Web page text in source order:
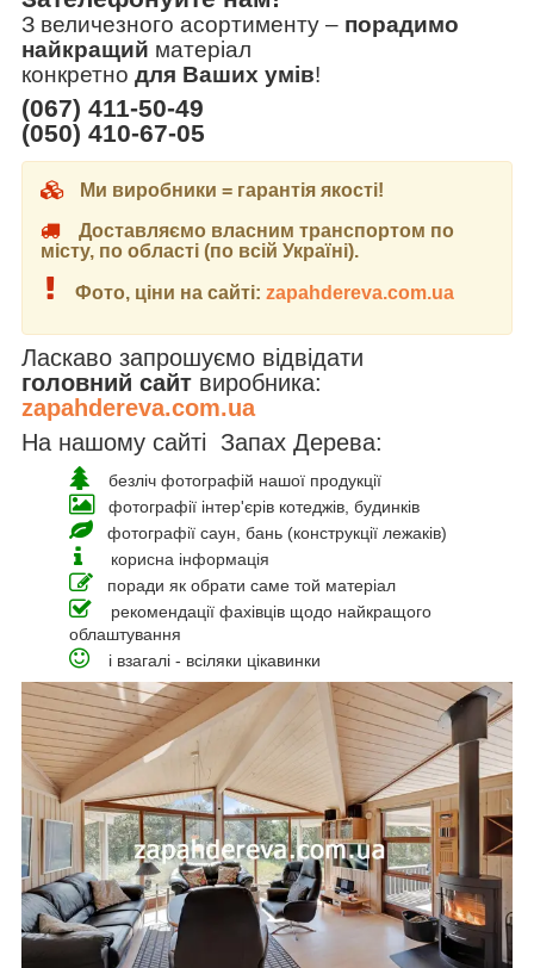
З величезного асортименту – порадимо
найкращий матеріал
конкретно для Ваших умів!
(067) 411-50-49
(050) 410-67-05
Ми виробники = гарантія якості!
Доставляємо власним транспортом по
місту, по області (по всій Україні).
Фото, ціни на сайті: zapahdereva.com.ua
Ласкаво запрошуємо відвідати
головний сайт виробника:
zapahdereva.com.ua
На нашому сайті Запах Дерева:
безліч фотографій нашої продукції
фотографії інтер'єрів котеджів, будинків
фотографії саун, бань (конструкції лежаків)
корисна інформація
поради як обрати саме той матеріал
рекомендації фахівців щодо найкращого
облаштування
і взагалі - всіляки цікавинки